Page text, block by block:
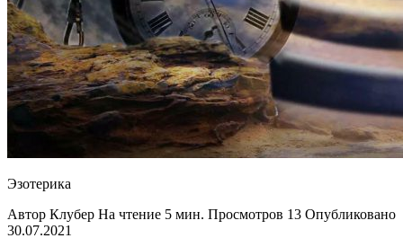
Эзотерика
Автор Клубер На чтение 5 мин. Просмотров 13 Опубликовано
30.07.2021